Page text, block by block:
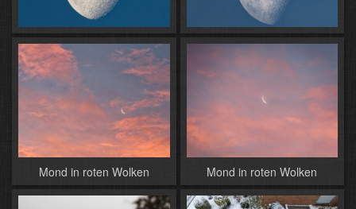
Mond in roten Wolken Mond in roten Wolken